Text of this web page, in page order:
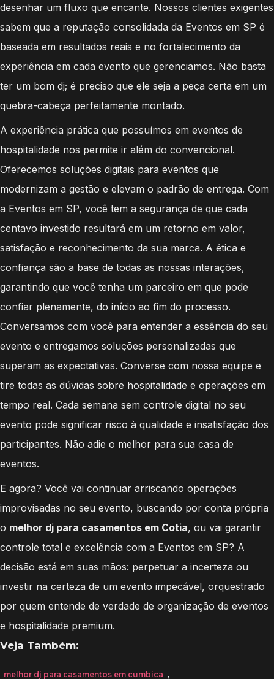
desenhar um fluxo que encante. Nossos clientes exigentes
sabem que a reputação consolidada da Eventos em SP é
baseada em resultados reais e no fortalecimento da
experiência em cada evento que gerenciamos. Não basta
ter um bom dj; é preciso que ele seja a peça certa em um
quebra-cabeça perfeitamente montado.
A experiência prática que possuímos em eventos de
hospitalidade nos permite ir além do convencional.
Oferecemos soluções digitais para eventos que
modernizam a gestão e elevam o padrão de entrega. Com
a Eventos em SP, você tem a segurança de que cada
centavo investido resultará em um retorno em valor,
satisfação e reconhecimento da sua marca. A ética e
confiança são a base de todas as nossas interações,
garantindo que você tenha um parceiro em que pode
confiar plenamente, do início ao fim do processo.
Conversamos com você para entender a essência do seu
evento e entregamos soluções personalizadas que
superam as expectativas. Converse com nossa equipe e
tire todas as dúvidas sobre hospitalidade e operações em
tempo real. Cada semana sem controle digital no seu
evento pode significar risco à qualidade e insatisfação dos
participantes. Não adie o melhor para sua casa de
eventos.
E agora? Você vai continuar arriscando operações
improvisadas no seu evento, buscando por conta própria
o melhor dj para casamentos em Cotia, ou vai garantir
controle total e excelência com a Eventos em SP? A
decisão está em suas mãos: perpetuar a incerteza ou
investir na certeza de um evento impecável, orquestrado
por quem entende de verdade de organização de eventos
e hospitalidade premium.
Veja Também:
melhor dj para casamentos em cumbica ,